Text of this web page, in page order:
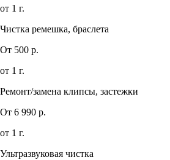
от 1 г.
Чистка ремешка, браслета
От 500 р.
от 1 г.
Ремонт/замена клипсы, застежки
От 6 990 р.
от 1 г.
Ультразвуковая чистка